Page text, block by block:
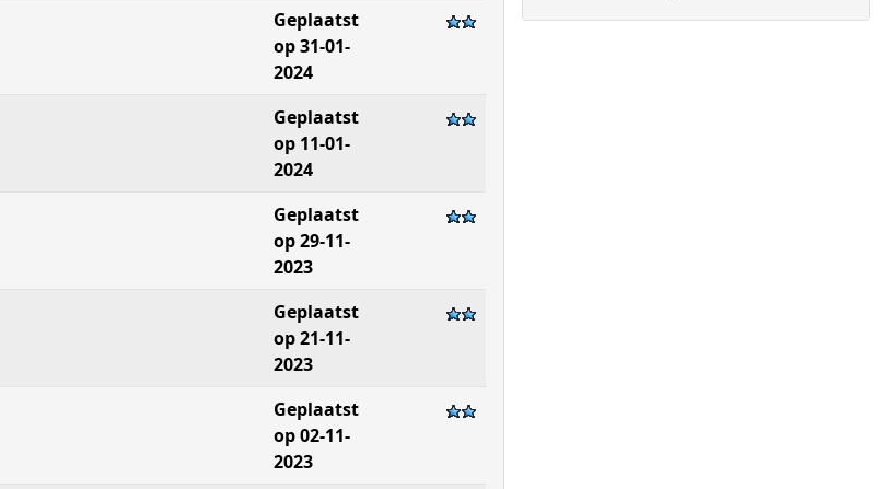
Geplaatst
op 31-01-
2024
Geplaatst
op 11-01-
2024
Geplaatst
op 29-11-
2023
Geplaatst
op 21-11-
2023
Geplaatst
op 02-11-
2023